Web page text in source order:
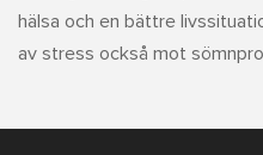
hälsa och en bättre
av stress också mot